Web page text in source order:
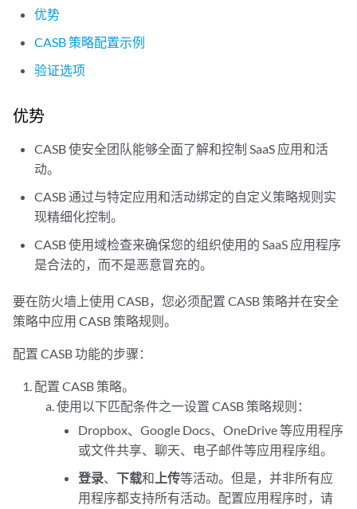
优势
CASB 策略配置示例
验证选项
优势
CASB 使安全团队能够全面了解和控制 SaaS 应用和活
动。
CASB 通过与特定应用和活动绑定的自定义策略规则实
现精细化控制。
CASB 使用域检查来确保您的组织使用的 SaaS 应用程序
是合法的，而不是恶意冒充的。
要在防火墙上使用 CASB，您必须配置 CASB 策略并在安全
策略中应用 CASB 策略规则。
配置 CASB 功能的步骤：
配置 CASB 策略。
使用以下匹配条件之一设置 CASB 策略规则：
Dropbox、Google Docs、OneDrive 等应用程序
或文件共享、聊天、电子邮件等应用程序组。
登录、 下载和 上传等活动。但是，并非所有应
用程序都支持所有活动。配置应用程序时，请